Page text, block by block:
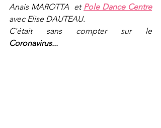
Anais MAROTTA  et Pole Dance Centre
avec Elise DAUTEAU.
C'était sans compter sur le
Coronavirus...